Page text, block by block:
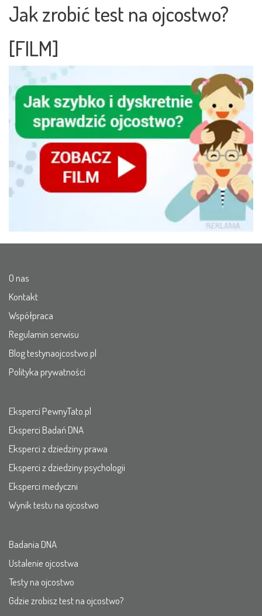
Jak zrobić test na ojcostwo?
[FILM]
O nas
Kontakt
Współpraca
Regulamin serwisu
Blog testynaojcostwo.pl
Polityka prywatności
Eksperci PewnyTato.pl
Eksperci Badań DNA
Eksperci z dziedziny prawa
Eksperci z dziedziny psychologii
Eksperci medyczni
Wynik testu na ojcostwo
Badania DNA
Ustalenie ojcostwa
Testy na ojcostwo
Gdzie zrobisz test na ojcostwo?